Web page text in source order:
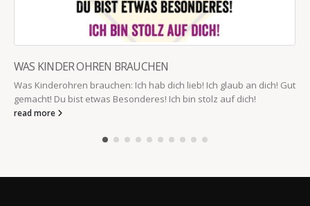
WAS KINDER OHREN BRAUCHEN
Was Kinderohren brauchen: Ich hab dich lieb! Ich glaub an dich! Gut
gemacht! Du bist etwas Besonderes! Ich bin stolz auf dich!
read more